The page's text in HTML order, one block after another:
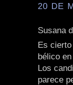
20 DE
Susana
Es
bélico
Los
parece